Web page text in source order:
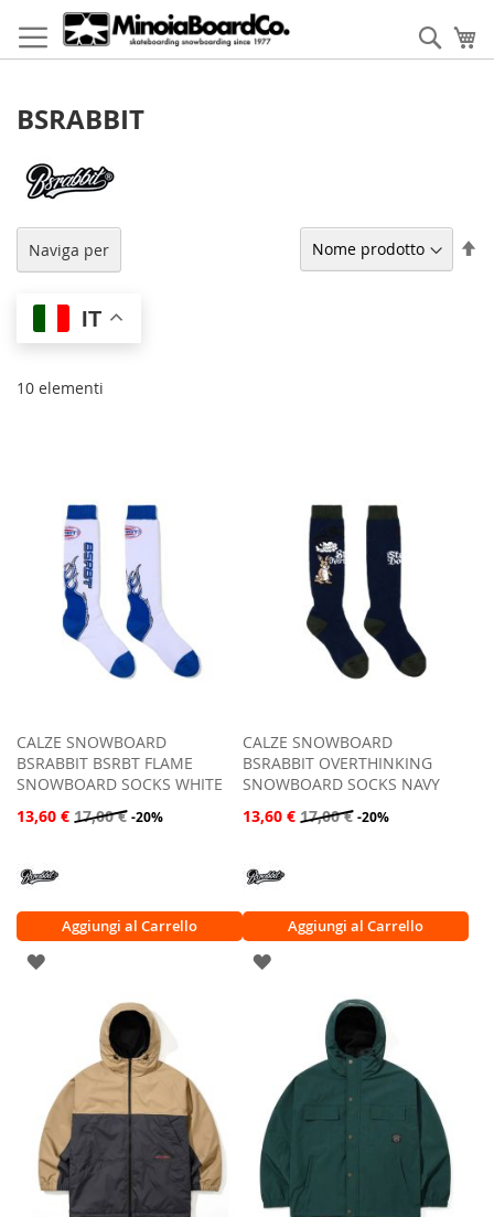
al
contenuto
Cerca
BSRABBIT
10 elementi
CALZE SNOWBOARD
BSRABBIT BSRBT FLAME
SNOWBOARD SOCKS WHITE
13,60 € 17,00 € -20%
Aggiungi al Carrello
AGGIUNGI
DESIDERI
CALZE SNOWBOARD
BSRABBIT OVERTHINKING
SNOWBOARD SOCKS NAVY
13,60 € 17,00 € -20%
Aggiungi al Carrello
AGGIUNGI
DESIDERI
Naviga per
IT